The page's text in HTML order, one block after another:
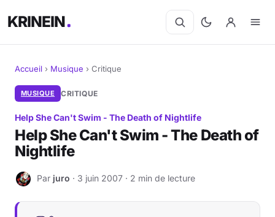
KRINEIN
Cinéma
Séries
Manga
BD
Livres
Accueil › Musique › Critique
MUSIQUE CRITIQUE
Help She Can't Swim - The Death of Nightlife
Help She Can't Swim - The Death of
Nightlife
J Par juro · 3 juin 2007 · 2 min de lecture